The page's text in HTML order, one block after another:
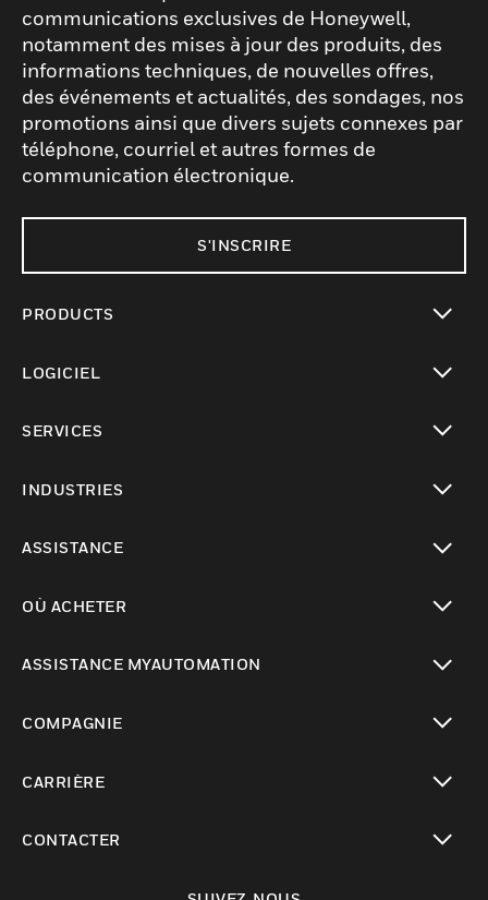
communications exclusives de Honeywell,
notamment des mises à jour des produits, des
informations techniques, de nouvelles offres,
des événements et actualités, des sondages, nos
promotions ainsi que divers sujets connexes par
téléphone, courriel et autres formes de
communication électronique.
S'INSCRIRE
PRODUCTS
LOGICIEL
SERVICES
INDUSTRIES
ASSISTANCE
OÙ ACHETER
ASSISTANCE MYAUTOMATION
COMPAGNIE
CARRIÈRE
CONTACTER